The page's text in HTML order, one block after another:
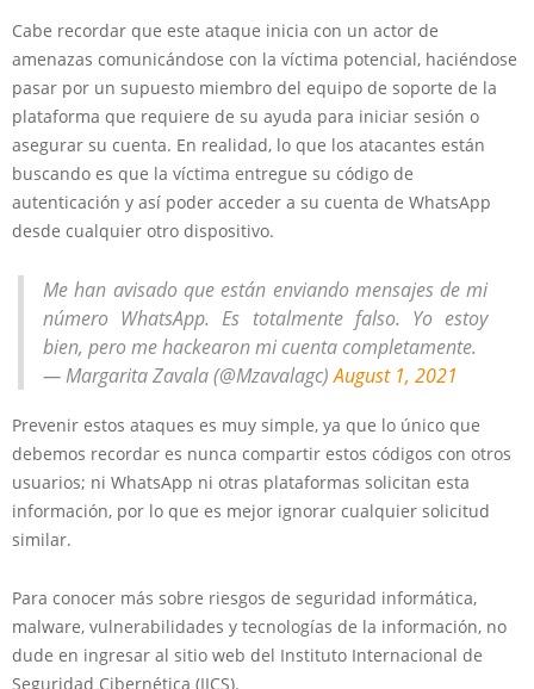
Cabe recordar que este ataque inicia con un actor de
amenazas comunicándose con la víctima potencial, haciéndose
pasar por un supuesto miembro del equipo de soporte de la
plataforma que requiere de su ayuda para iniciar sesión o
asegurar su cuenta. En realidad, lo que los atacantes están
buscando es que la víctima entregue su código de
autenticación y así poder acceder a su cuenta de WhatsApp
desde cualquier otro dispositivo.
Me han avisado que están enviando mensajes de mi
número WhatsApp. Es totalmente falso. Yo estoy
bien, pero me hackearon mi cuenta completamente.
— Margarita Zavala (@Mzavalagc)August 1, 2021
Prevenir estos ataques es muy simple, ya que lo único que
debemos recordar es nunca compartir estos códigos con otros
usuarios; ni WhatsApp ni otras plataformas solicitan esta
información, por lo que es mejor ignorar cualquier solicitud
similar.
Para conocer más sobre riesgos de seguridad informática,
malware, vulnerabilidades y tecnologías de la información, no
dude en ingresar al sitio web del Instituto Internacional de
Seguridad Cibernética (IICS).